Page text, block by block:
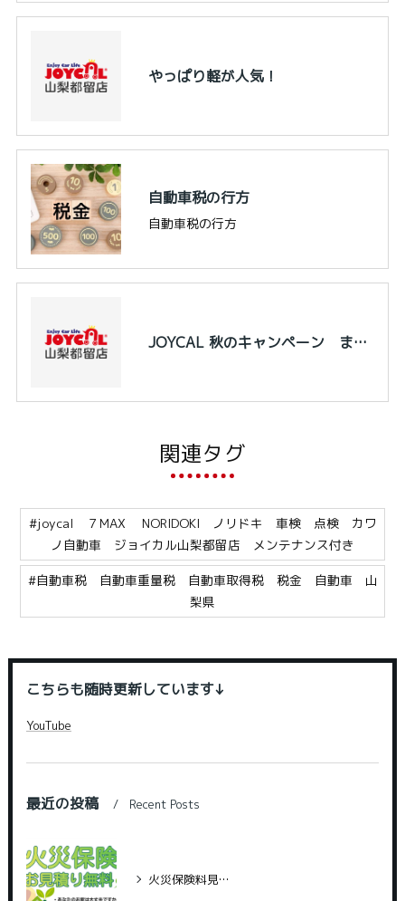
やっぱり軽が人気！
自動車税の行方
自動車税の行方
JOYCAL 秋のキャンペーン まもなく終了です
関連タグ
#joycal ７MAX NORIDOKI ノリドキ 車検 点検 カワ
ノ自動車 ジョイカル山梨都留店 メンテナンス付き
#自動車税 自動車重量税 自動車取得税 税金 自動車 山
梨県
こちらも随時更新しています↓
YouTube
最近の投稿 Recent Posts
火災保険料見直していますか？